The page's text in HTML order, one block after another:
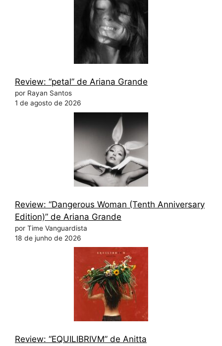
Review: “petal” de Ariana Grande
por Rayan Santos
1 de agosto de 2026
Review: “Dangerous Woman (Tenth Anniversary
Edition)” de Ariana Grande
por Time Vanguardista
18 de junho de 2026
Review: “EQUILIBRIVM” de Anitta